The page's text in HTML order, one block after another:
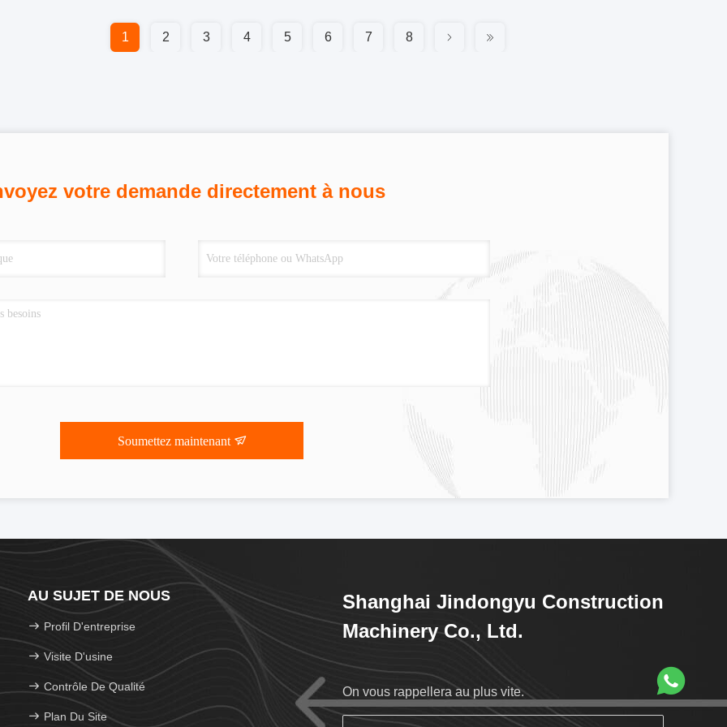
1 2 3 4 5 6 7 8
votre demande directement à nous
Soumettez maintenant
AU SUJET DE NOUS
Profil D'entreprise
Visite D'usine
Contrôle De Qualité
Plan Du Site
Shanghai Jindongyu Construction
Machinery Co., Ltd.
On vous rappellera au plus vite.